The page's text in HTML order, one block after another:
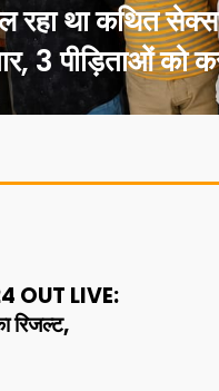
था कथित सेक्स
3 पीड़िताओं को
OUT LIVE:
रिजल्ट,